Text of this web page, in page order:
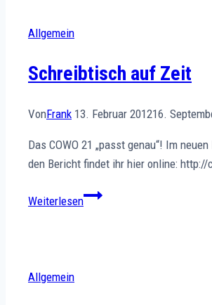
Selbständige
Allgemein
Schreibtisch auf Zeit
VonFrank 13. Februar 201216.
Das COWO 21 „passt genau“! Im
den Bericht findet ihr hier online:
WeiterlesenSchreibtisch
Allgemein